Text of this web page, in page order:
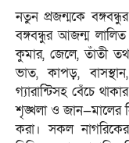
নতুন প্রজন্মকে
বঙ্গবন্ধুর আজন্ম
কুমার, জেলে, তাঁতী
ভাত, কাপড়, বাসস্থান,
গ্যারান্টিসহ বেঁচে
শৃঙ্খলা ও জান—মালের
করা। সকল